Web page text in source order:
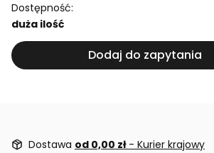
Dostępność:
duża ilość
Dodaj do zapytania
Dostawa od 0,00 zł - Kurier krajowy